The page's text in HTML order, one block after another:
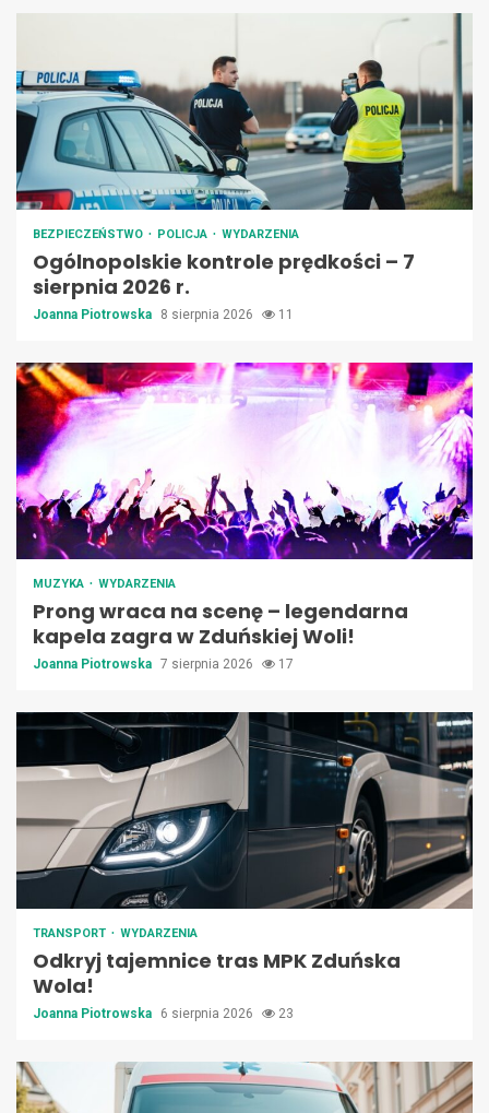
BEZPIECZEŃSTWO POLICJA WYDARZENIA
Ogólnopolskie kontrole prędkości – 7
sierpnia 2026 r.
Joanna Piotrowska 8 sierpnia 2026 11
MUZYKA WYDARZENIA
Prong wraca na scenę – legendarna
kapela zagra w Zduńskiej Woli!
Joanna Piotrowska 7 sierpnia 2026 17
TRANSPORT WYDARZENIA
Odkryj tajemnice tras MPK Zduńska
Wola!
Joanna Piotrowska 6 sierpnia 2026 23